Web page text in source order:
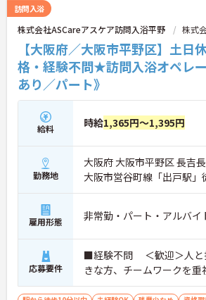
訪問入浴
株式会社ASCareアスケア訪問入浴平野 株式
【大阪府／大阪市平野区】土日
格・経験不問★訪問入浴オペレ
あり／パート》
給料 時給1,365円～1,395円
勤務地
大阪府 大阪市平野区 長吉
大阪市営谷町線「出戸駅」
雇用形態 非常勤・パート・アルバイ
応募要件
■経験不問 ＜歓迎＞人と
きな方、チームワークを重